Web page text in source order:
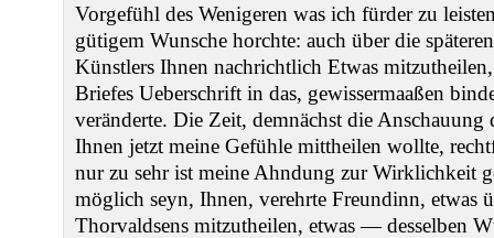
Vorgefühl des Wenigeren was ich fürder zu
gütigem Wunsche horchte: auch über die
Künstlers Ihnen nachrichtlich Etwas
Briefes Ueberschrift in das, gewissermaaßen
veränderte. Die Zeit, demnächst die
Ihnen jetzt meine Gefühle mittheilen wollte,
nur zu sehr ist meine Ahndung zur Wirklichkeit
möglich seyn, Ihnen, verehrte Freundinn, etwas
Thorvaldsens mitzutheilen, etwas — desselben